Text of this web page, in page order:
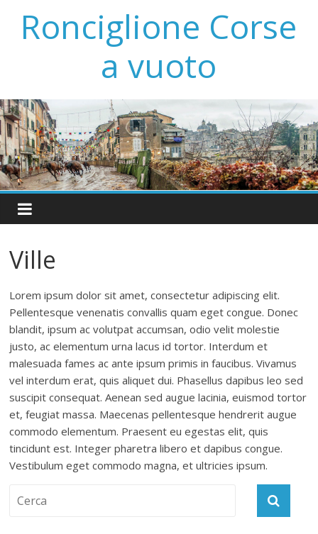
Ronciglione Corse
a vuoto
Ville
Lorem ipsum dolor sit amet, consectetur adipiscing elit.
Pellentesque venenatis convallis quam eget congue. Donec
blandit, ipsum ac volutpat accumsan, odio velit molestie
justo, ac elementum urna lacus id tortor. Interdum et
malesuada fames ac ante ipsum primis in faucibus. Vivamus
vel interdum erat, quis aliquet dui. Phasellus dapibus leo sed
suscipit consequat. Aenean sed augue lacinia, euismod tortor
et, feugiat massa. Maecenas pellentesque hendrerit augue
commodo elementum. Praesent eu egestas elit, quis
tincidunt est. Integer pharetra libero et dapibus congue.
Vestibulum eget commodo magna, et ultricies ipsum.